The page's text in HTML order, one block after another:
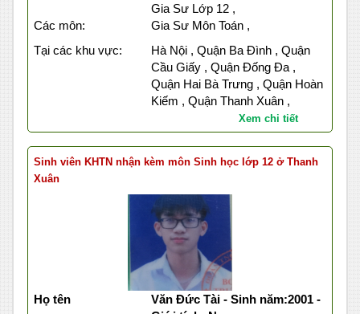
Gia Sư Lớp 12 ,
Các môn:
Gia Sư Môn Toán ,
Tại các khu vực:
Hà Nội , Quận Ba Đình , Quận
Cầu Giấy , Quận Đống Đa ,
Quận Hai Bà Trưng , Quận Hoàn
Kiếm , Quận Thanh Xuân ,
Xem chi tiết
Sinh viên KHTN nhận kèm môn Sinh học lớp 12 ở Thanh
Xuân
Họ tên
Văn Đức Tài - Sinh năm:2001 -